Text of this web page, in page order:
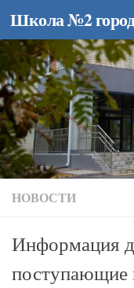
Перейти к
Школа №2
НОВОСТИ
Информация
поступающие